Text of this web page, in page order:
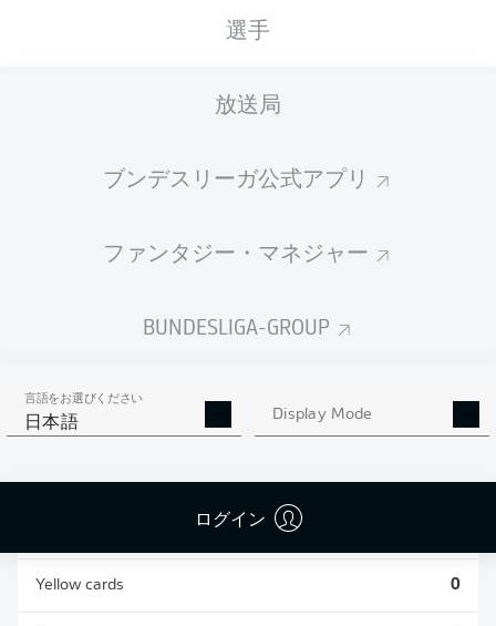
選手
放送局
ブンデスリーガ公式アプリ
ファンタジー・マネジャー
BUNDESLIGA-GROUP
言語をお選びください
日本語 Display Mode
ログイン
2026/2027
統計 シーズン 2026/2027
AERIAL DUELS
WON
Yellow cards 0